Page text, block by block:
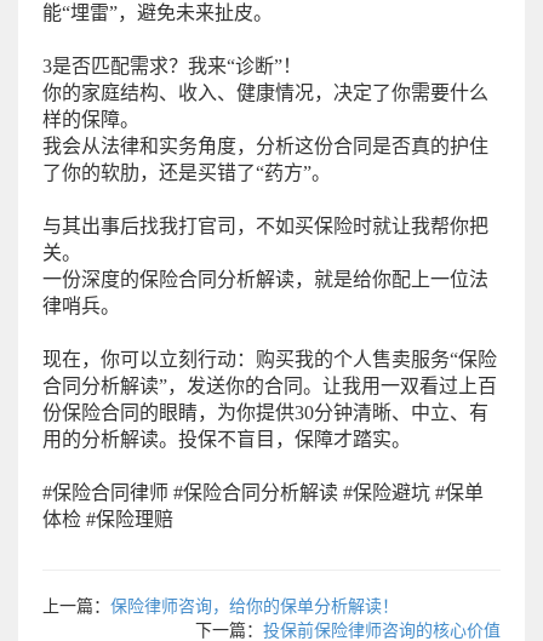
能“埋雷”，避免未来扯皮。
3是否匹配需求？我来“诊断”！
你的家庭结构、收入、健康情况，决定了你需要什么
样的保障。
我会从法律和实务角度，分析这份合同是否真的护住
了你的软肋，还是买错了“药方”。
与其出事后找我打官司，不如买保险时就让我帮你把
关。
一份深度的保险合同分析解读，就是给你配上一位法
律哨兵。
现在，你可以立刻行动：购买我的个人售卖服务“保险
合同分析解读”，发送你的合同。让我用一双看过上百
份保险合同的眼睛，为你提供30分钟清晰、中立、有
用的分析解读。投保不盲目，保障才踏实。
#保险合同律师 #保险合同分析解读 #保险避坑 #保单
体检 #保险理赔
上一篇： 保险律师咨询，给你的保单分析解读！
下一篇： 投保前保险律师咨询的核心价值